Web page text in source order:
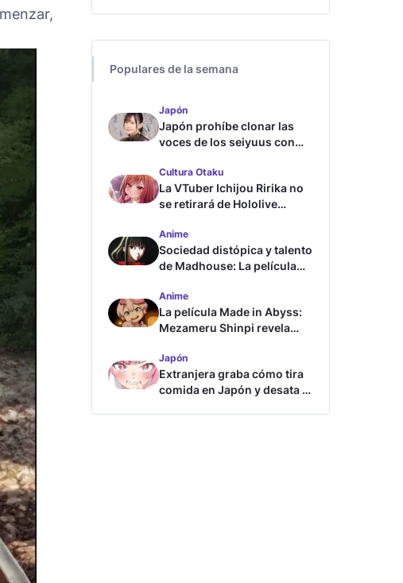
Populares de la semana
Japón
Japón prohíbe clonar las
voces de los seiyuus con
Cultura Otaku
La VTuber Ichijou Ririka no
se retirará de Hololive
Anime
Sociedad distópica y talento
de Madhouse: La película
tráiler
Anime
La película Made in Abyss:
Mezameru Shinpi revela
Japón
Extranjera graba cómo tira
comida en Japón y desata la